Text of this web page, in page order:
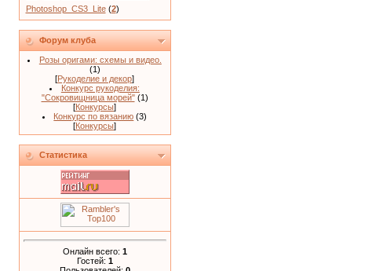
Photoshop_CS3_Lite (2)
Форум клуба
Розы оригами: схемы и видео.
(1)
[Рукоделие и декор]
Конкурс рукоделия:
"Сокровищница морей" (1)
[Конкурсы]
Конкурс по вязанию (3)
[Конкурсы]
Статистика
Онлайн всего: 1
Гостей: 1